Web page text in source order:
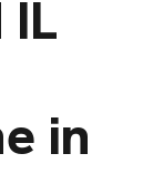
IL
in
Sud